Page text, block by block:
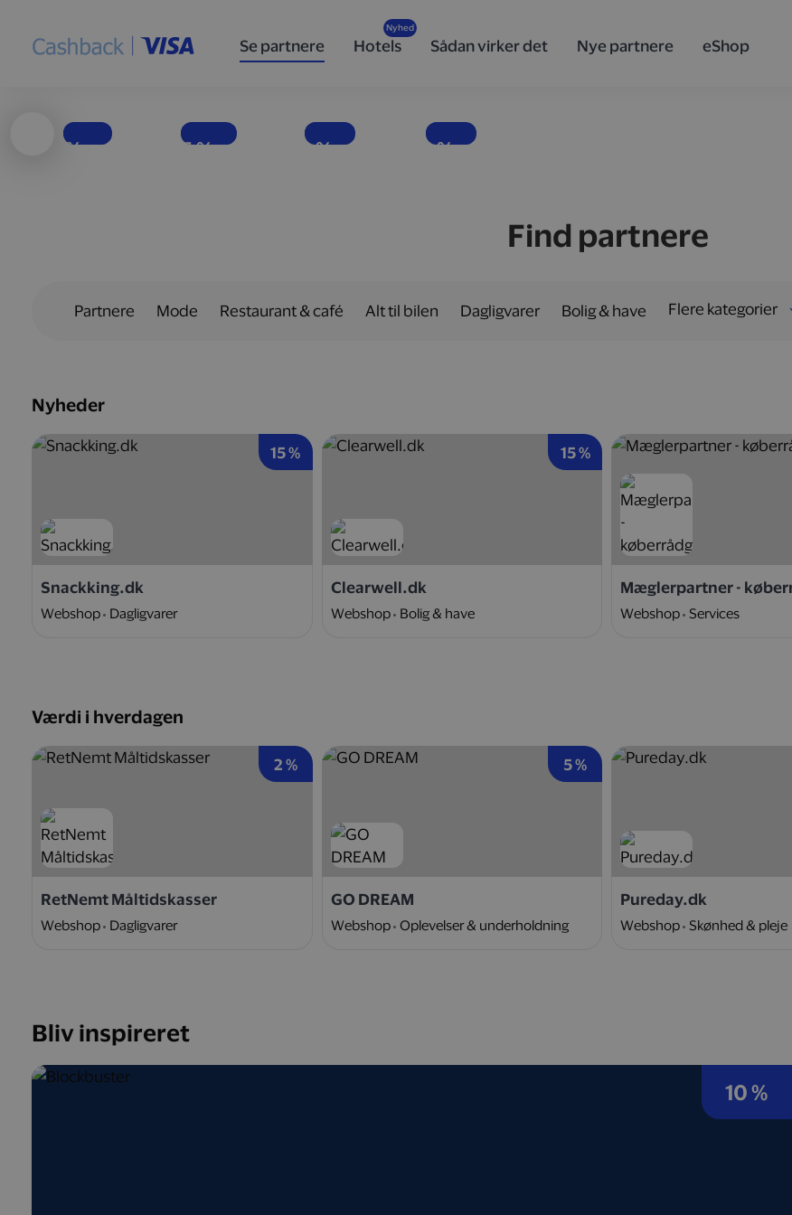
Se partnere Hotels Sådan virker det Nye partnere eShop
1 %
ydeevne
og god
15 %
velsmag
med færre
10 %
specialøl
for enhver
10 %
og design
Find partnere
Partnere Mode Restaurant & café Alt til bilen Dagligvarer Bolig & have Flere kategorier
Nyheder
15 %
Snackking.dk
Webshop Dagligvarer
15 %
Clearwell.dk
Webshop Bolig & have
Mæglerpartner -
Webshop Services
Værdi i hverdagen
2 %
RetNemt Måltidskasser
Webshop Dagligvarer
5 %
GO DREAM
Webshop Oplevelser & underholdning
Pureday.dk
Webshop Skønhed & pleje
Bliv inspireret
10 %